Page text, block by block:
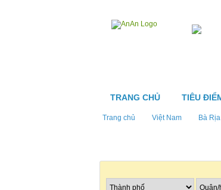
TRANG CHỦ TIÊU
Trang chủ Việt Nam Bà